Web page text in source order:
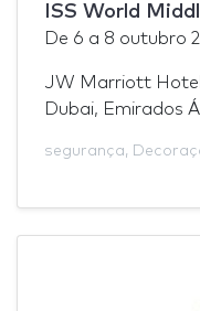
ISS World
De 6 a 8 outubro
JW Marriott
Dubai, Emirados
segurança,